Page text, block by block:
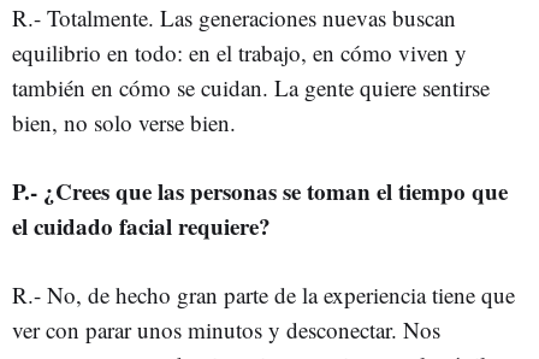
R.- Totalmente. Las generaciones nuevas buscan
equilibrio en todo: en el trabajo, en cómo viven y
también en cómo se cuidan. La gente quiere sentirse
bien, no solo verse bien.
P.- ¿Crees que las personas se toman el tiempo que
el cuidado facial requiere?
R.- No, de hecho gran parte de la experiencia tiene que
ver con parar unos minutos y desconectar. Nos